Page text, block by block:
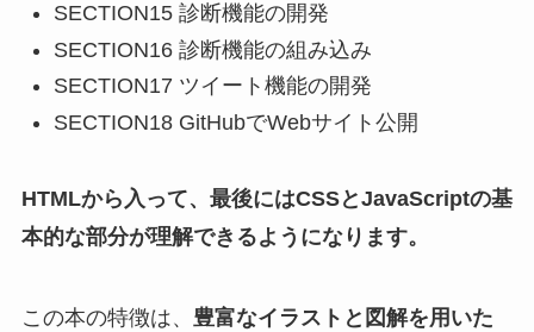
SECTION15 診断機能の開発
SECTION16 診断機能の組み込み
SECTION17 ツイート機能の開発
SECTION18 GitHubでWebサイト公開
HTMLから入って、最後にはCSSとJavaScriptの基
本的な部分が理解できるようになります。
この本の特徴は、 豊富なイラストと図解を用いた